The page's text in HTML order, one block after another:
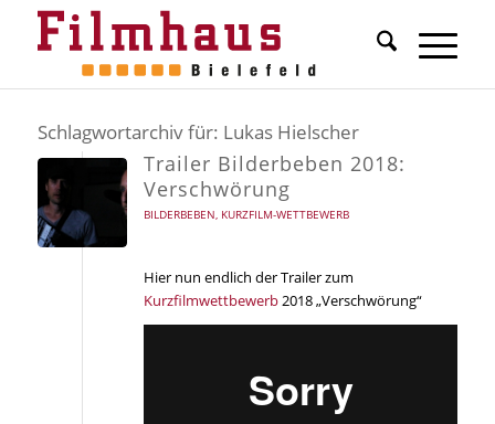
Schlagwortarchiv für: Lukas Hielscher
Trailer Bilderbeben 2018:
Verschwörung
BILDERBEBEN, KURZFILM-WETTBEWERB
Hier nun endlich der Trailer zum
Kurzfilmwettbewerb2018 „Verschwörung“